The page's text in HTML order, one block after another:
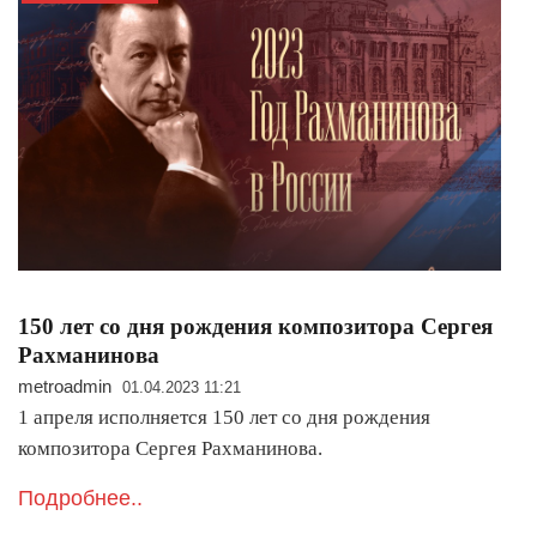
150 лет со дня рождения композитора Сергея
Рахманинова
metroadmin 01.04.2023 11:21
1 апреля исполняется 150 лет со дня рождения
композитора Сергея Рахманинова.
Подробнее..